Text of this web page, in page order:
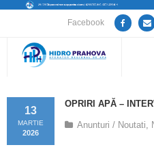
Facebook
Despre noi
OPRIRI APĂ –
13
MARTIE
2026
Anunturi / Noutati,